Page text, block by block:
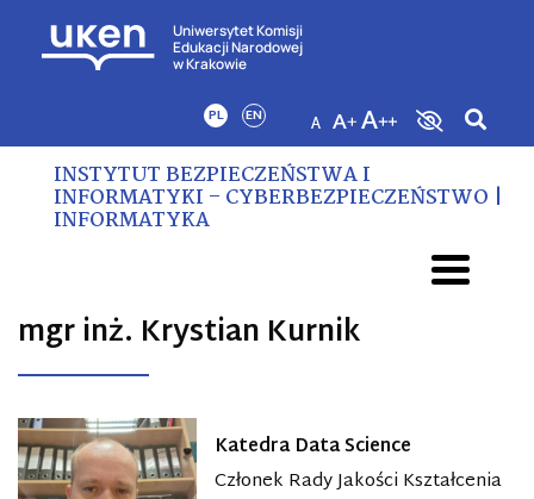
Uniwersytet Komisji
Edukacji Narodowej
w Krakowie
PL EN
INSTYTUT BEZPIECZEŃSTWA I
INFORMATYKI – CYBERBEZPIECZEŃSTWO |
INFORMATYKA
mgr inż. Krystian Kurnik
Katedra Data Science
Członek Rady Jakości Kształcenia